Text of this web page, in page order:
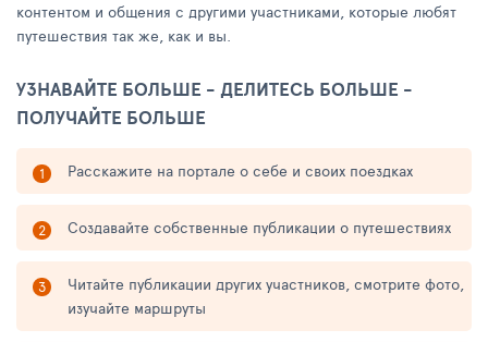
контентом и общения с другими участниками, которые любят
путешествия так же, как и вы.
УЗНАВАЙТЕ БОЛЬШЕ - ДЕЛИТЕСЬ БОЛЬШЕ -
ПОЛУЧАЙТЕ БОЛЬШЕ
Расскажите на портале о себе и своих поездках
Создавайте собственные публикации о путешествиях
Читайте публикации других участников, смотрите фото,
изучайте маршруты